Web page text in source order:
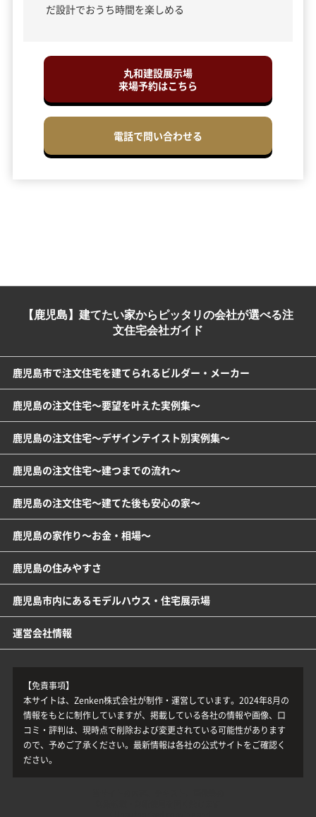
だ設計でおうち時間を楽しめる
丸和建設展示場
来場予約はこちら
電話で問い合わせる
【鹿児島】建てたい家からピッタリの会社が選べる注
文住宅会社ガイド
鹿児島市で注文住宅を建てられるビルダー・メーカー
鹿児島の注文住宅～要望を叶えた実例集～
鹿児島の注文住宅～デザインテイスト別実例集～
鹿児島の注文住宅～建つまでの流れ～
鹿児島の注文住宅～建てた後も安心の家～
鹿児島の家作り～お金・相場～
鹿児島の住みやすさ
鹿児島市内にあるモデルハウス・住宅展示場
運営会社情報
【免責事項】
本サイトは、Zenken株式会社が制作・運営しています。2024年8月の
情報をもとに制作していますが、掲載している各社の情報や画像、口
コミ・評判は、現時点で削除および変更されている可能性があります
ので、予めご了承ください。最新情報は各社の公式サイトをご確認く
ださい。